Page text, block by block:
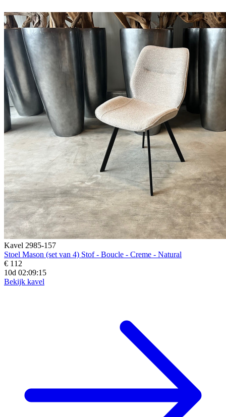
Kavel 2985-157
Stoel Mason (set van 4) Stof - Boucle - Creme - Natural
€ 112
10d 02:09:14
Bekijk kavel